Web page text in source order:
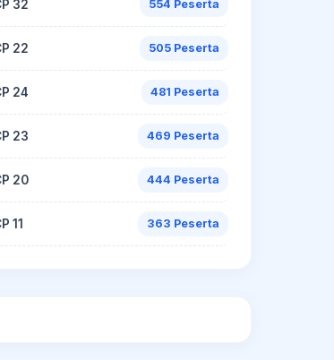
32 554 Peserta
22 505 Peserta
24 481 Peserta
23 469 Peserta
20 444 Peserta
11 363 Peserta